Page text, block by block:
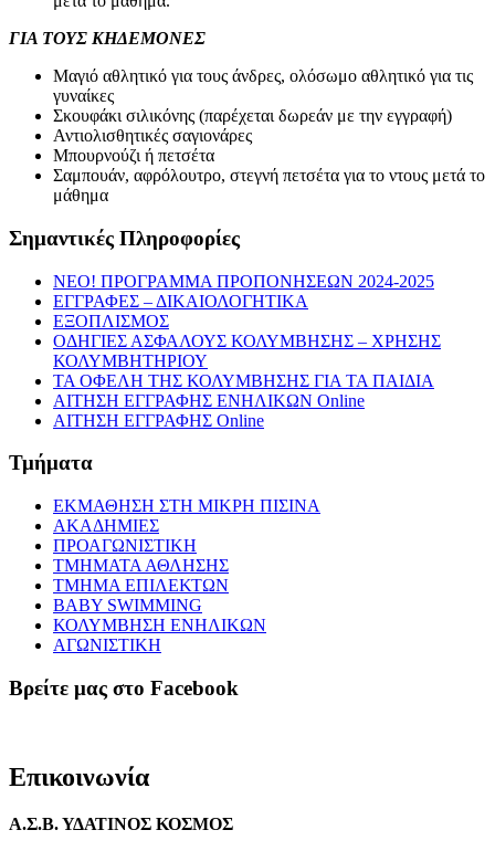
ΓΙΑ ΤΟΥΣ ΚΗΔΕΜΟΝΕΣ
Μαγιό αθλητικό για τους άνδρες, ολόσωμο αθλητικό για τις
γυναίκες
Σκουφάκι σιλικόνης (παρέχεται δωρεάν με την εγγραφή)
Αντιολισθητικές σαγιονάρες
Μπουρνούζι ή πετσέτα
Σαμπουάν, αφρόλουτρο, στεγνή πετσέτα για το ντους μετά το
μάθημα
Σημαντικές Πληροφορίες
NEO! ΠΡΟΓΡΑΜΜΑ ΠΡΟΠΟΝΗΣΕΩΝ 2024-2025
ΕΓΓΡΑΦΕΣ – ΔΙΚΑΙΟΛΟΓΗΤΙΚΑ
ΕΞΟΠΛΙΣΜΟΣ
ΟΔΗΓΙΕΣ ΑΣΦΑΛΟΥΣ ΚΟΛΥΜΒΗΣΗΣ – ΧΡΗΣΗΣ
ΚΟΛΥΜΒΗΤΗΡΙΟΥ
ΤΑ ΟΦΕΛΗ ΤΗΣ ΚΟΛΥΜΒΗΣΗΣ ΓΙΑ ΤΑ ΠΑΙΔΙΑ
ΑΙΤΗΣΗ ΕΓΓΡΑΦΗΣ ΕΝΗΛΙΚΩΝ Online
ΑΙΤΗΣΗ ΕΓΓΡΑΦΗΣ Online
Τμήματα
ΕΚΜΑΘΗΣΗ ΣΤΗ ΜΙΚΡΗ ΠΙΣΙΝΑ
ΑΚΑΔΗΜΙΕΣ
ΠΡΟΑΓΩΝΙΣΤΙΚΗ
ΤΜΗΜΑΤΑ ΑΘΛΗΣΗΣ
ΤΜΗΜΑ ΕΠΙΛΕΚΤΩΝ
BABY SWIMMING
ΚΟΛΥΜΒΗΣΗ ΕΝΗΛΙΚΩΝ
ΑΓΩΝΙΣΤΙΚΗ
Βρείτε μας στο Facebook
Επικοινωνία
Α.Σ.Β. ΥΔΑΤΙΝΟΣ ΚΟΣΜΟΣ